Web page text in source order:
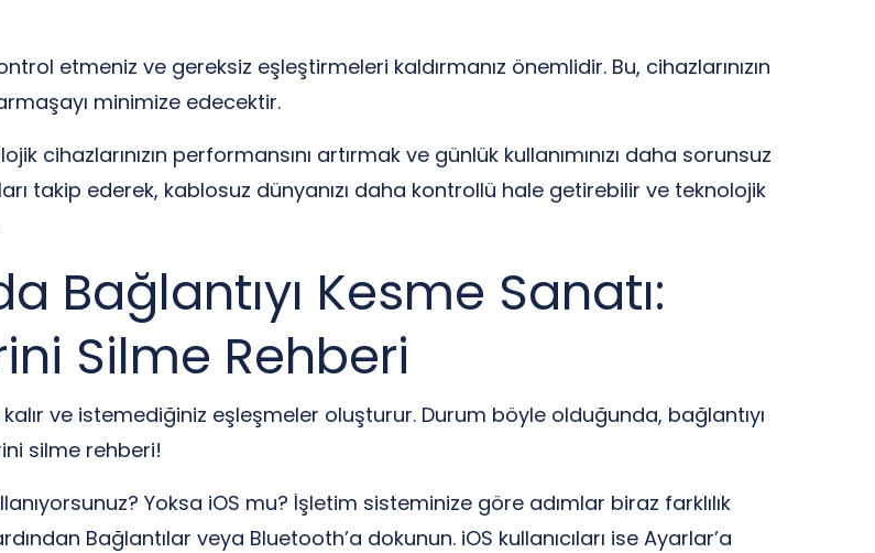
etmeniz ve gereksiz eşleştirmeleri kaldırmanız önemlidir. Bu, cihazlarınızın
minimize edecektir.
cihazlarınızın performansını artırmak ve günlük kullanımınızı daha sorunsuz
takip ederek, kablosuz dünyanızı daha kontrollü hale getirebilir ve teknolojik
Bağlantıyı Kesme Sanatı:
Silme Rehberi
ve istemediğiniz eşleşmeler oluşturur. Durum böyle olduğunda, bağlantıyı
silme rehberi!
Yoksa iOS mu? İşletim sisteminize göre adımlar biraz farklılık
Bağlantılar veya Bluetooth’a dokunun. iOS kullanıcıları ise Ayarlar’a